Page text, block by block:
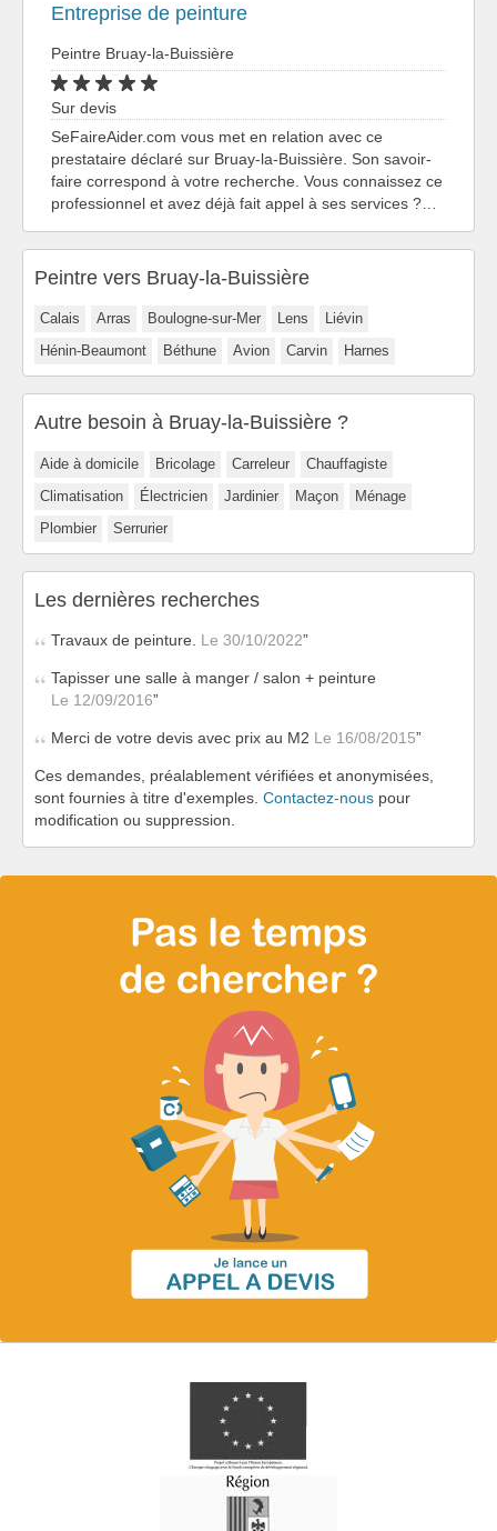
Entreprise de peinture
Peintre Bruay-la-Buissière
Sur devis
SeFaireAider.com vous met en relation avec ce
prestataire déclaré sur Bruay-la-Buissière. Son savoir-
faire correspond à votre recherche. Vous connaissez ce
professionnel et avez déjà fait appel à ses services ?…
Peintre vers Bruay-la-Buissière
Calais Arras Boulogne-sur-Mer Lens
Liévin
Hénin-Beaumont
Béthune Avion Carvin Harnes
Autre besoin à Bruay-la-Buissière ?
Aide à domicile Bricolage Carreleur
Chauffagiste
Climatisation
Électricien Jardinier Maçon
Ménage
Plombier
Serrurier
Les dernières recherches
Travaux de peinture. Le 30/10/2022
Tapisser une salle à manger / salon + peinture
Le 12/09/2016
Merci de votre devis avec prix au M2 Le 16/08/2015
Ces demandes, préalablement vérifiées et anonymisées,
sont fournies à titre d'exemples. Contactez-nous pour
modification ou suppression.